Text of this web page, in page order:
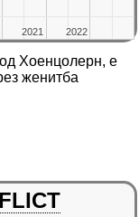
2021
2021 2022
2022
Хоенцолерн, е
женитба